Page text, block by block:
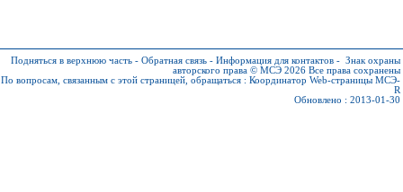
Подняться в верхнюю часть - Обратная связь - Информация для контактов - Знак охраны
авторского права © МСЭ 2026 Все права сохранены
По вопросам, связанным с этой страницей, обращаться : Координатор Web-страницы МСЭ-
R
Обновлено : 2013-01-30